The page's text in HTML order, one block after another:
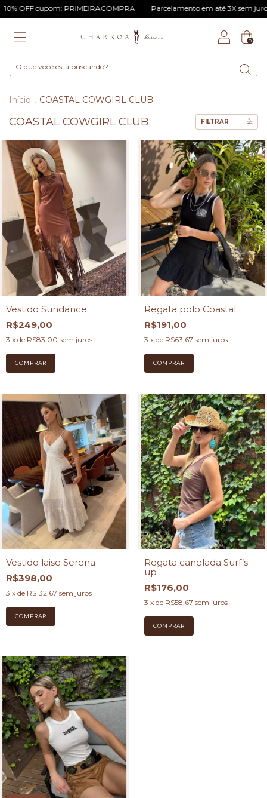
OFF cupom: PRIMEIRACOMPRA Parcelamento em até 3X sem juros
0
Início . COASTAL COWGIRL CLUB
COASTAL COWGIRL CLUB FILTRAR
Vestido Sundance
R$249,00
3 x de R$83,00 sem juros
COMPRAR
Regata polo Coastal
R$191,00
3 x de R$63,67 sem juros
COMPRAR
Vestido laise Serena
R$398,00
3 x de R$132,67 sem juros
COMPRAR
Regata canelada Surf’s
up
R$176,00
3 x de R$58,67 sem juros
COMPRAR